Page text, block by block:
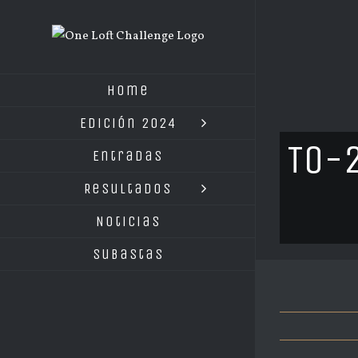
Home
Edición 2024
Entradas
Resultados
Noticias
Subastas
TO-